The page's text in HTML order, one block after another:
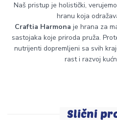
Naš pristup je holistički,
hranu koja
Craftia Harmona je hrana za
sastojaka koje priroda pruža.
nutrijenti dopremljeni sa svih
rast i razvoj
Slični